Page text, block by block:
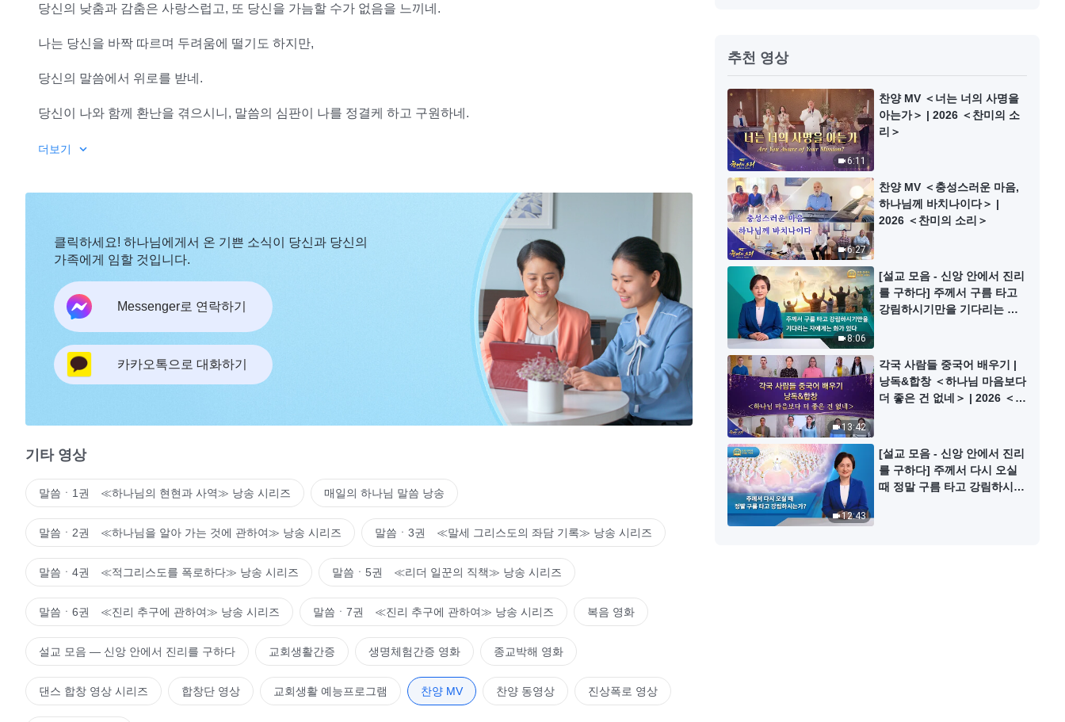
5:43
찬양 MV ＜정말 하나님을 간절히
사모하는 사람은 하나님이 버리지
않는다＞
5:34
찬양 MV ＜너희는 형벌과 심판 때
문에 보호를 받았다＞
5:45
찬양 MV ＜어떤 사람이 구제할 수
없는가＞
6:35
찬양 MV ＜고난이 아무리 커도 하
나님 사랑하기를 추구해야 한다＞
4:23
찬양 MV ＜피조물은 마땅히 하나
님의 권병에 순종해야 한다＞
당신의 낮춤과 감춤은 사랑스럽고, 또 당신을 가늠할 수가 없음을 느끼네.
나는 당신을 바짝 따르며 두려움에 떨기도 하지만,
당신의 말씀에서 위로를 받네.
당신이 나와 함께 환난을 겪으시니, 말씀의 심판이 나를 정결케 하고 구원하네.
드디어 당신 사랑하게 되었고 당신과 언제나 함께하며
당신,전능하신 하나님알게 되었네.
당신께서 나와 함께하시니 많은 걸 얻고 늘 기쁨 넘치네.
모든 사랑을 주신 당신, 함께하는 이 시간이 너무 소중하네.
나는 당신을 사랑하고 충성하길 원하네.
말씀으로 나를 심판하고 정결케 하사 사탄 권세에서 벗어나게 하셨네.
내가 누린 당신의 사랑 너무나 많으니
나 진리 깨닫고 마음으로 당신을 사랑하고 경배하네.
고난과 연단으로 당신과 더욱 가까워졌으니
죽더라도 아름다운 증거하여 당신을 영화롭게 하리.
오늘날까지 당신 따르며 진리와 생명 얻고 길은 갈수록 밝아지네.
당신, 전능하신 하나님 알게 되었네.
더보기
클릭하세요! 하나님에게서 온 기쁜 소식이 당신과 당신의
가족에게 임할 것입니다.
Messenger로 연락하기
카카오톡으로 대화하기
기타 영상
말씀ㆍ1권 ≪하나님의 현현과 사역≫ 낭송 시리즈 매일의 하나님 말씀 낭송
말씀ㆍ2권 ≪하나님을 알아 가는 것에 관하여≫ 낭송 시리즈 말씀ㆍ3권 ≪말세 그리스도의 좌담 기록≫ 낭송 시리즈
말씀ㆍ4권 ≪적그리스도를 폭로하다≫ 낭송 시리즈 말씀ㆍ5권 ≪리더 일꾼의 직책≫ 낭송 시리즈
말씀ㆍ6권 ≪진리 추구에 관하여≫ 낭송 시리즈 말씀ㆍ7권 ≪진리 추구에 관하여≫ 낭송 시리즈 복음 영화
설교 모음 ― 신앙 안에서 진리를 구하다 교회생활간증 생명체험간증 영화 종교박해 영화
댄스 합창 영상 시리즈 합창단 영상 교회생활 예능프로그램 찬양 MV 찬양 동영상 진상폭로 영상
추천 영상
6:11
찬양 MV ＜너는 너의 사명을
아는가＞ | 2026 ＜찬미의 소
리＞
6:27
찬양 MV ＜충성스러운 마음,
하나님께 바치나이다＞ |
2026 ＜찬미의 소리＞
8:06
[설교 모음 - 신앙 안에서 진리
를 구하다] 주께서 구름 타고
강림하시기만을 기다리는 자
13:42
각국 사람들 중국어 배우기 |
낭독&합창 ＜하나님 마음보다
더 좋은 건 없네＞ | 2026 ＜찬
12:43
[설교 모음 - 신앙 안에서 진리
를 구하다] 주께서 다시 오실
때 정말 구름 타고 강림하시는